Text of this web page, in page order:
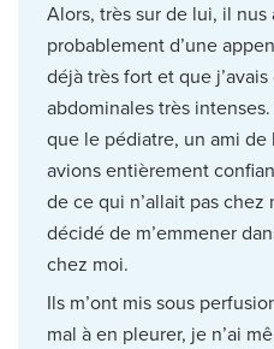
Alors, très sur de lui, il nus
probablement d’une
déjà très fort et que
abdominales très
que le pédiatre, un ami
avions entièrement
de ce qui n’allait pas chez
décidé de m’emmener
chez moi.
Ils m’ont mis sous
mal à en pleurer, je n’ai